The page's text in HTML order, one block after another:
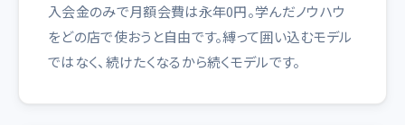
入会金のみで月額会費は永年0円。学んだノウハウ
をどの店で使おうと自由です。縛って囲い込むモデル
ではなく、続けたくなるから続くモデルです。